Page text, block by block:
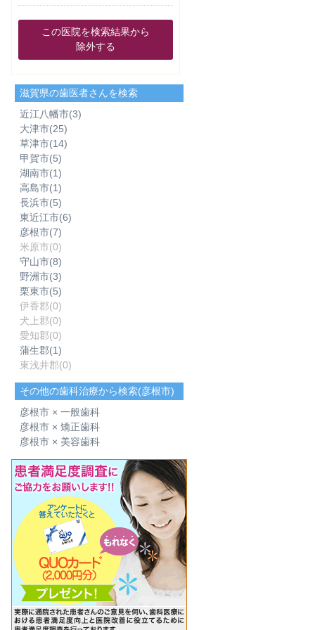
この医院を検索結果から
除外する
滋賀県の歯医者さんを検索
近江八幡市(3)
大津市(25)
草津市(14)
甲賀市(5)
湖南市(1)
高島市(1)
長浜市(5)
東近江市(6)
彦根市(7)
米原市(0)
守山市(8)
野洲市(3)
栗東市(5)
伊香郡(0)
犬上郡(0)
愛知郡(0)
蒲生郡(1)
東浅井郡(0)
その他の歯科治療から検索(彦根市)
彦根市 × 一般歯科
彦根市 × 矯正歯科
彦根市 × 美容歯科